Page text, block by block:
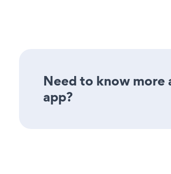
Need to know more
app?